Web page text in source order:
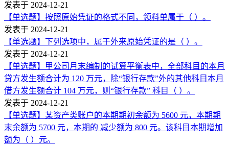
发表于 2024-12-21
【单选题】按照原始凭证的格式不同，领料单属于（ ）。
发表于 2024-12-21
【单选题】下列选项中，属于外来原始凭证的是（ ）。
发表于 2024-12-21
【单选题】甲公司月末编制的试算平衡表中，全部科目的本月
贷方发生额合计为 120 万元，除“银行存款”外的其他科目本月
借方发生额合计 104 万元，则“银行存款” 科目（ ）。
发表于 2024-12-21
【单选题】某资产类账户的本期期初余额为 5600 元，本期期
末余额为 5700 元，本期的 减少额为 800 元。该科目本期增加
额为（ ）元。